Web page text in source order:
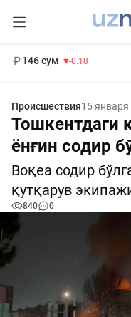
146 сум -0.18
Происшествия15
Тошкентдаги
ёнғин содир
Воқеа содир
қутқарув
840 0